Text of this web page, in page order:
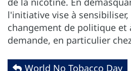
l'initiative vise à
changement de politique et
demande, en particulier
World No Tobacco Day